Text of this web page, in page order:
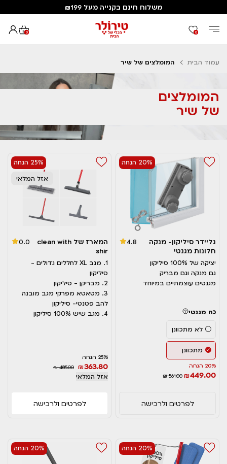
משלוח חינם בקנייה מעל ₪199
0 0
עמוד הבית המומלצים של שיר
המומלצים
של שיר
20% הנחה
גליידר סיליקון- מנקה
חלונות מגנטי
4.8
יציקה של 100% סיליקון
גם מנקה וגם מבריק
מגנטים עוצמתיים במיוחד
כח מגנטי
לא מתכוונן
מתכוונן
20% הנחה
₪449.00
₪ 561.00
לפרטים ולרכישה
25% הנחה
אזל המלאי
המארז של clean with
shir
0.0
1. מגב XL לחללים גדולים -
סיליקון
2. מבריקן - סיליקון
3. מטאטא מפרקי מגב מובנה
להב פטנטי- סיליקון
4. מגב שיש 100% סיליקון
25% הנחה
₪363.80
₪ 485.00
אזל המלאי
לפרטים ולרכישה
20% הנחה 20% הנחה